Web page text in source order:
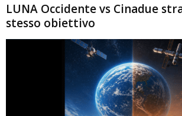
LUNA Occidente vs Cinadue
stesso obiettivo